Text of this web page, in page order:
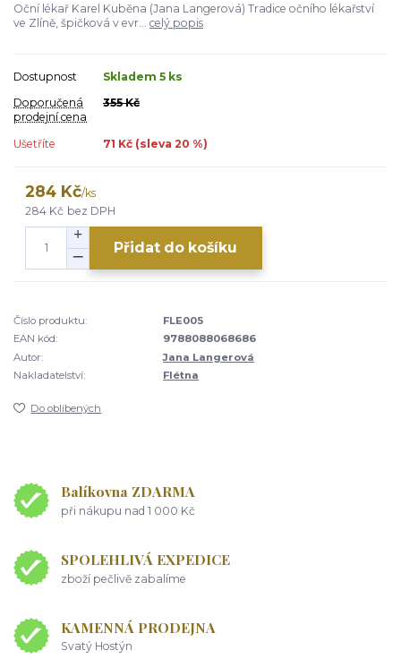
Oční lékař Karel Kuběna (Jana Langerová) Tradice očního lékařství
ve Zlíně, špičková v evr... celý popis
Dostupnost
Skladem 5 ks
Doporučená
prodejní cena
355 Kč
Ušetříte 71 Kč (sleva 20 %)
284 Kč/ks
284 Kč bez DPH
Přidat do košíku
Číslo produktu:
FLE005
EAN kód:
9788088068686
Autor:
Jana Langerová
Nakladatelství:
Flétna
Do oblíbených
Balíkovna ZDARMA
při nákupu nad 1 000 Kč
SPOLEHLIVÁ EXPEDICE
zboží pečlivě zabalíme
KAMENNÁ PRODEJNA
Svatý Hostýn